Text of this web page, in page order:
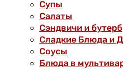
Супы
Салаты
Сэндвичи и
Сладкие Блюда и
Соусы
Блюда в